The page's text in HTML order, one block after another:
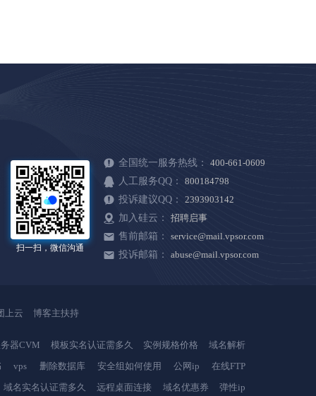
扫一扫，微信沟通
全国统一服务热线：
400-661-0609
人工服务QQ：
800184798
投诉建议QQ：
2393903142
加入硅云：
招聘启事
售前邮箱：
service@mail.vpsor.com
投诉邮箱：
abuse@mail.vpsor.com
上云 博客主扶持
器CVM 模板实名认证需多久 实例规格价格
域名解析
vps 删除数据库 安全组如何使用 公网ip
在线FTP
域名实名认证需多久 远程桌面连接 域名优惠券 弹性ip